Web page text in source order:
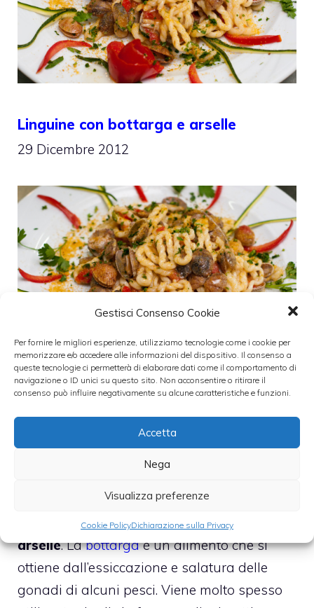
Gestisci Consenso Cookie
Per fornire le migliori esperienze, utilizziamo tecnologie come i cookie per
memorizzare e/o accedere alle informazioni del dispositivo. Il consenso a
queste tecnologie ci permetterà di elaborare dati come il comportamento di
navigazione o ID unici su questo sito. Non acconsentire o ritirare il
consenso può influire negativamente su alcune caratteristiche e funzioni.
Accetta
Nega
Visualizza preferenze
Cookie PolicyDichiarazione sulla Privacy
Linguine con bottarga e arselle
29 Dicembre 2012
La cucina sarda è tra le più importanti e
soprattutto sull’utilizzo di pesce, formaggio
o il carrè d’agnello al cannonau
e ribes, sono lelinguine con bottarga e
arselle. Labottargaè un alimento che si
ottiene dall’essiccazione e salatura delle
gonadi di alcuni pesci. Viene molto spesso